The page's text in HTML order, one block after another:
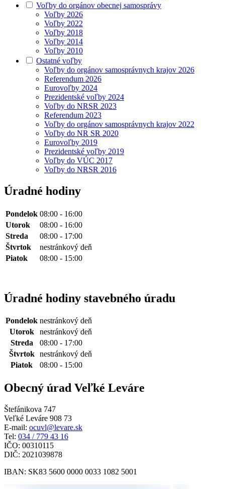
Voľby do orgánov obecnej samosprávy
Voľby 2026
Voľby 2022
Voľby 2018
Voľby 2014
Voľby 2010
Ostatné voľby
Voľby do orgánov samosprávnych krajov 2026
Referendum 2026
Eurovoľby 2024
Prezidentské voľby 2024
Voľby do NRSR 2023
Referendum 2023
Voľby do orgánov samosprávnych krajov 2022
Voľby do NR SR 2020
Eurovoľby 2019
Prezidentské voľby 2019
Voľby do VÚC 2017
Voľby do NRSR 2016
Úradné hodiny
Pondelok 08:00 - 16:00
Utorok
08:00 - 16:00
Streda
08:00 - 17:00
Štvrtok
nestránkový deň
Piatok
08:00 - 15:00
Úradné hodiny stavebného úradu
Pondelok nestránkový deň
Utorok
nestránkový deň
Streda
08:00 - 17:00
Štvrtok
nestránkový deň
Piatok
08:00 - 15:00
Obecný úrad Veľké Leváre
Štefánikova 747
Veľké Leváre 908 73
E-mail: ocuvl@levare.sk
Tel: 034 / 779 43 16
IČO: 00310115
DIČ: 2021039878
IBAN: SK83 5600 0000 0033 1082 5001